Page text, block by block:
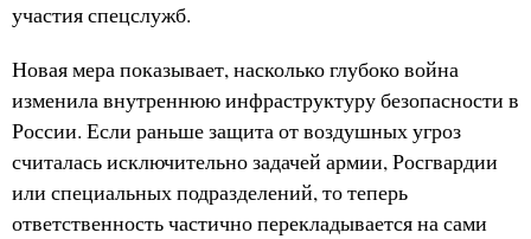
участия спецслужб.
Новая мера показывает, насколько глубоко война
изменила внутреннюю инфраструктуру безопасности в
России. Если раньше защита от воздушных угроз
считалась исключительно задачей армии, Росгвардии
или специальных подразделений, то теперь
ответственность частично перекладывается на сами